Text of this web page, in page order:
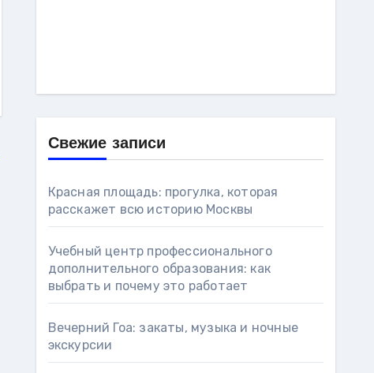
Свежие записи
Красная площадь: прогулка, которая
расскажет всю историю Москвы
Учебный центр профессионального
дополнительного образования: как
выбрать и почему это работает
Вечерний Гоа: закаты, музыка и ночные
экскурсии